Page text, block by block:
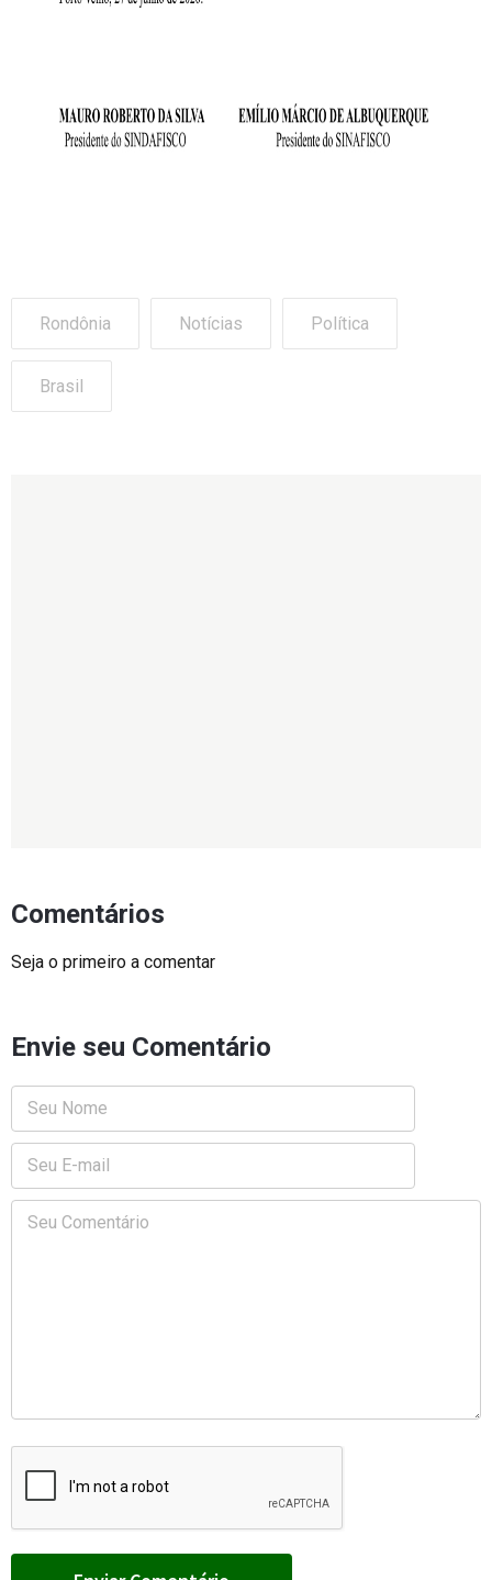
Rondônia Notícias Política
Brasil
Comentários
Seja o primeiro a comentar
Envie seu Comentário